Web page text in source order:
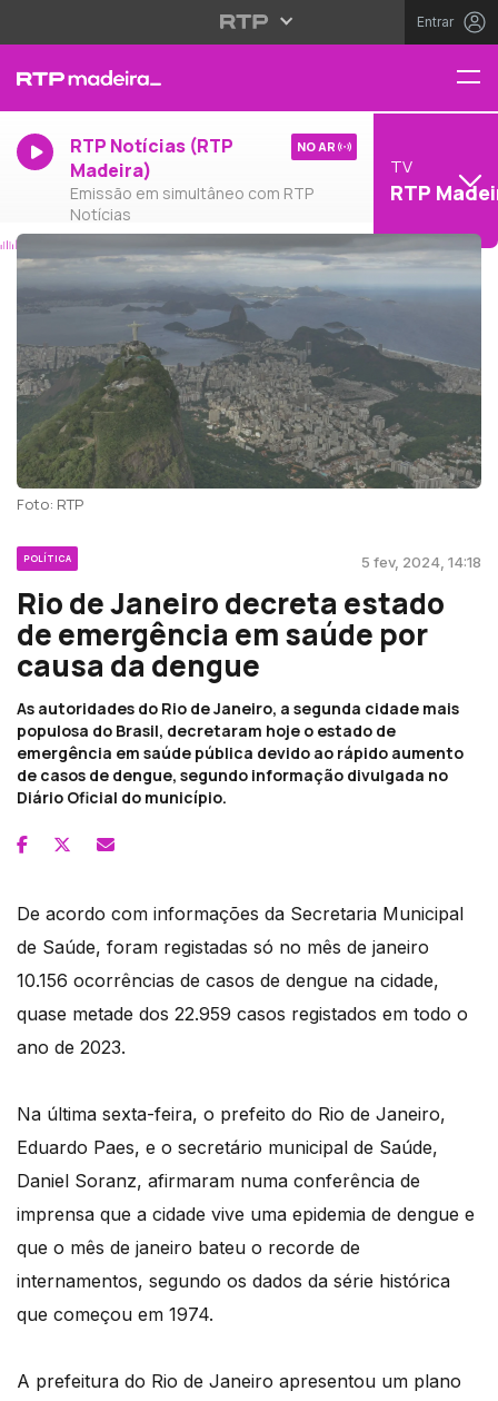
Entrar
RTP Notícias (RTP
Madeira)
Emissão em simultâneo com RTP
Notícias
NO AR
TV
RTP
Foto: RTP
POLÍTICA 5 fev, 2024, 14:18
Rio de Janeiro decreta estado
de emergência em saúde por
causa da dengue
As autoridades do Rio de Janeiro, a segunda cidade mais
populosa do Brasil, decretaram hoje o estado de
emergência em saúde pública devido ao rápido aumento
de casos de dengue, segundo informação divulgada no
Diário Oficial do município.
De acordo com informações da Secretaria Municipal
de Saúde, foram registadas só no mês de janeiro
10.156 ocorrências de casos de dengue na cidade,
quase metade dos 22.959 casos registados em todo o
ano de 2023.
Na última sexta-feira, o prefeito do Rio de Janeiro,
Eduardo Paes, e o secretário municipal de Saúde,
Daniel Soranz, afirmaram numa conferência de
imprensa que a cidade vive uma epidemia de dengue e
que o mês de janeiro bateu o recorde de
internamentos, segundo os dados da série histórica
que começou em 1974.
A prefeitura do Rio de Janeiro apresentou um plano